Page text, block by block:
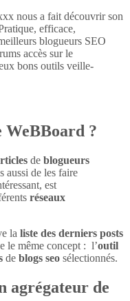
nous a fait découvrir son
efficace,
blogueurs SEO
accès sur le
bons outils veille-
?
de blogueurs
aussi de les faire
est
réseaux
la liste des derniers posts
le même concept : l’outil
de blogs seo sélectionnés.
agrégateur de